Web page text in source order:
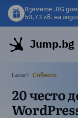
Вземете .BG
50,73 лв. на
хостинг.
Вземете
хостинг
Jump.bg
Блог Съвети
20 често